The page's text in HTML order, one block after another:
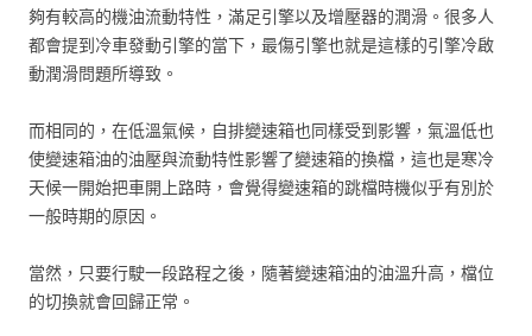
夠有較高的機油流動特性，滿足引擎以及增壓器的潤滑。很多人
都會提到冷車發動引擎的當下，最傷引擎也就是這樣的引擎冷啟
動潤滑問題所導致。
而相同的，在低溫氣候，自排變速箱也同樣受到影響，氣溫低也
使變速箱油的油壓與流動特性影響了變速箱的換檔，這也是寒冷
天候一開始把車開上路時，會覺得變速箱的跳檔時機似乎有別於
一般時期的原因。
當然，只要行駛一段路程之後，隨著變速箱油的油溫升高，檔位
的切換就會回歸正常。